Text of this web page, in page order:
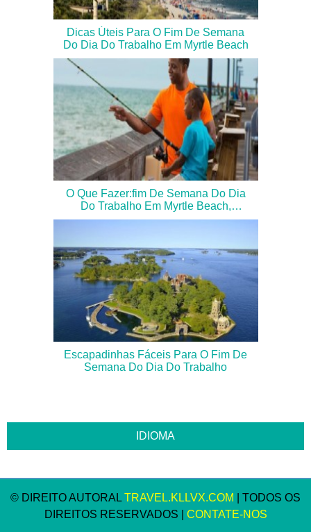
Dicas Úteis Para O Fim De Semana
Do Dia Do Trabalho Em Myrtle Beach
O Que Fazer:fim De Semana Do Dia
Do Trabalho Em Myrtle Beach,
Carolina Do Sul
Escapadinhas Fáceis Para O Fim De
Semana Do Dia Do Trabalho
© DIREITO AUTORAL TRAVEL.KLLVX.COM
| TODOS OS
DIREITOS RESERVADOS | CONTATE-NOS